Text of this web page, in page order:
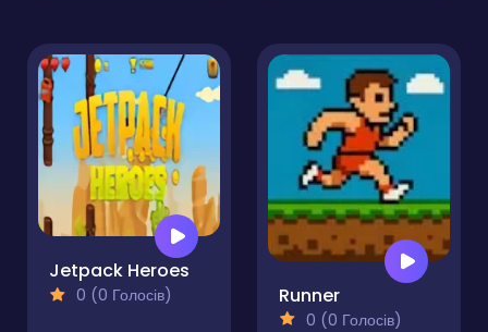
Jetpack Heroes
0 (0 Голосів) Runner
0 (0 Голосів)